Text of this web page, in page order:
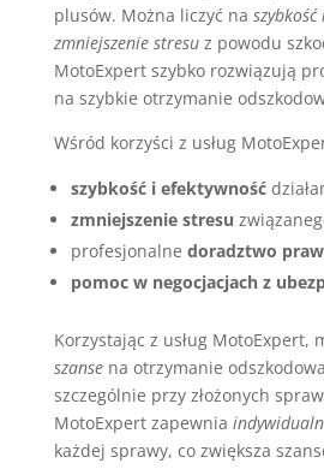
plusów. Można liczyć na
zmniejszenie stresuz powodu
MotoExpert szybko rozwiązują
na szybkie otrzymanie
Wśród korzyści z usług
szybkość i efektywność
zmniejszenie stresu
profesjonalne doradztwo
pomoc w negocjacjach z
Korzystając z usług MotoExpert,
szansena otrzymanie
szczególnie przy złożonych
MotoExpert zapewnia
każdej sprawy, co zwiększa